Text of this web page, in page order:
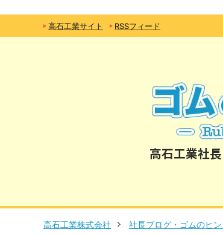
高石工業サイト RSSフィード
高石工業株式会社 社長ブログ・ゴムのヒン